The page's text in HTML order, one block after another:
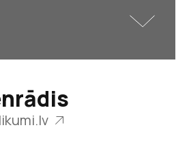
muzejs